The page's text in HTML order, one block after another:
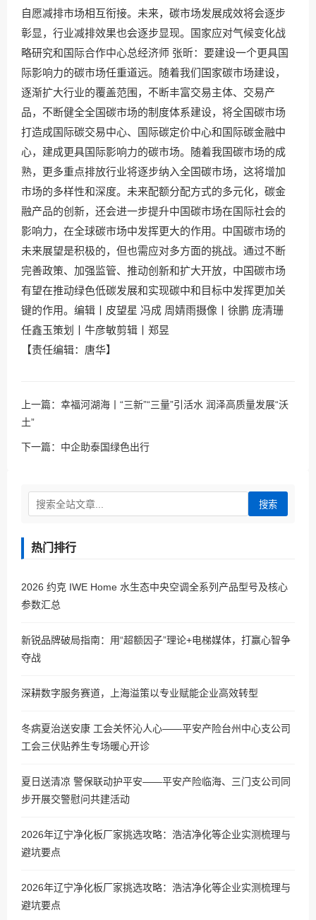
自愿减排市场相互衔接。未来，碳市场发展成效将会逐步
彰显，行业减排效果也会逐步显现。国家应对气候变化战
略研究和国际合作中心总经济师 张昕：要建设一个更具国
际影响力的碳市场任重道远。随着我们国家碳市场建设，
逐渐扩大行业的覆盖范围，不断丰富交易主体、交易产
品，不断健全全国碳市场的制度体系建设，将全国碳市场
打造成国际碳交易中心、国际碳定价中心和国际碳金融中
心，建成更具国际影响力的碳市场。随着我国碳市场的成
熟，更多重点排放行业将逐步纳入全国碳市场，这将增加
市场的多样性和深度。未来配额分配方式的多元化，碳金
融产品的创新，还会进一步提升中国碳市场在国际社会的
影响力，在全球碳市场中发挥更大的作用。中国碳市场的
未来展望是积极的，但也需应对多方面的挑战。通过不断
完善政策、加强监管、推动创新和扩大开放，中国碳市场
有望在推动绿色低碳发展和实现碳中和目标中发挥更加关
键的作用。编辑丨皮望星 冯成 周婧雨摄像丨徐鹏 庞清珊
任鑫玉策划丨牛彦敏剪辑丨郑昱
【责任编辑：唐华】
上一篇： 幸福河湖海丨“三新”“三量”引活水 润泽高质量发展“沃
土”
下一篇： 中企助泰国绿色出行
搜索
热门排行
2026 约克 IWE Home 水生态中央空调全系列产品型号及核心
参数汇总
新锐品牌破局指南：用“超额因子”理论+电梯媒体，打赢心智争
夺战
深耕数字服务赛道，上海溢策以专业赋能企业高效转型
冬病夏治送安康 工会关怀沁人心——平安产险台州中心支公司
工会三伏贴养生专场暖心开诊
夏日送清凉 警保联动护平安——平安产险临海、三门支公司同
步开展交警慰问共建活动
2026年辽宁净化板厂家挑选攻略：浩洁净化等企业实测梳理与
避坑要点
2026年辽宁净化板厂家挑选攻略：浩洁净化等企业实测梳理与
避坑要点